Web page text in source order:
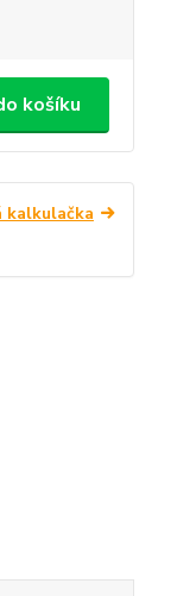
košíku
kalkulačka